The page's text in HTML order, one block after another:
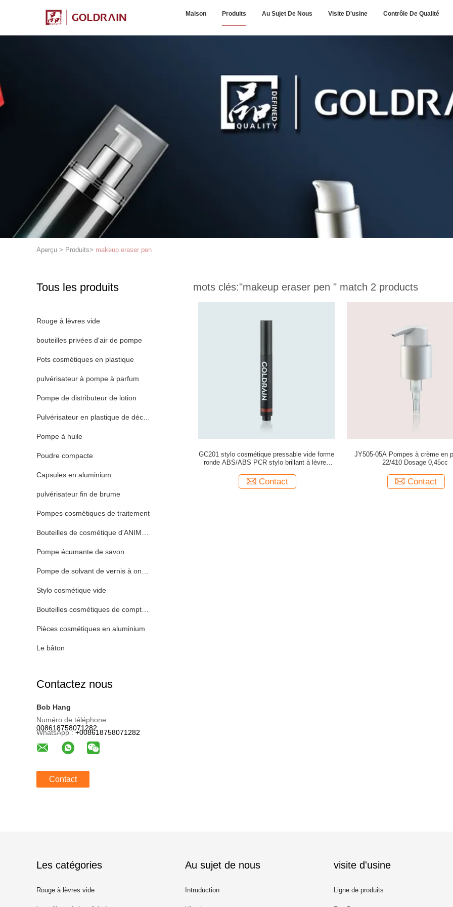
Maison Produits Au Sujet De Nous Visite D'usine Contrôle De Qualité
Aperçu > Produits> makeup eraser pen
Tous les produits
Rouge à lèvres vide
bouteilles privées d'air de pompe
Pots cosmétiques en plastique
pulvérisateur à pompe à parfum
Pompe de distributeur de lotion
Pulvérisateur en plastique de déclencheur
Pompe à huile
Poudre compacte
Capsules en aluminium
pulvérisateur fin de brume
Pompes cosmétiques de traitement
Bouteilles de cosmétique d'ANIMAL FAMILIER
Pompe écumante de savon
Pompe de solvant de vernis à ongles
Stylo cosmétique vide
Bouteilles cosmétiques de compte-gouttes
Pièces cosmétiques en aluminium
Le bâton
Contactez nous
Bob Hang
Numéro de téléphone :
008618758071282
WhatsApp :+008618758071282
Contact
mots clés:"makeup eraser pen " match 2 products
GC201 stylo cosmétique pressable vide forme
ronde ABS/ABS PCR stylo brillant à lèvres
Contact
JY505-05A Pompes à crème en
22/410 Dosage 0,45cc
Contact
Les catégories
Rouge à lèvres vide
Au sujet de nous
Intruduction
visite d'usine
Ligne de produits